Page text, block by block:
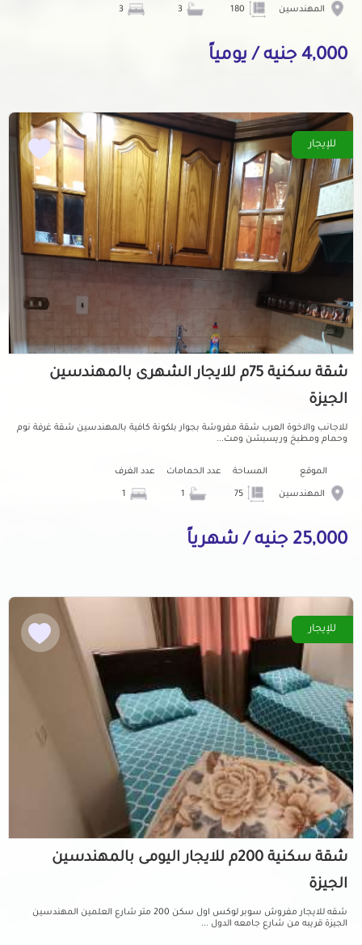
المهندسين
4,000 جنيه / يومياً
للإيجار
شقة سكنية 75م للايجار الشهرى بالمهندسين
الجيزة
للاجانب والاخوة العرب شقة مفروشة بجوار بلكونة كافية بالمهندسين شقة غرفة نوم
وحمام ومطبخ وريسبشن ومت...
الموقع
المهندسين
المساحة عدد الحمامات عدد الغرف
25,000 جنيه / شهرياً
للإيجار
شقة سكنية 200م للايجار اليومى بالمهندسين
الجيزة
شقه للايجار مفروش سوبر لوكس اول سكن 200 متر شارع العلمين المهندسين
الجيزة قريبه من شارع جامعه الدول ...